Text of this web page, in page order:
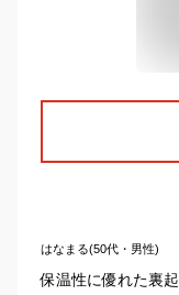
はなまる(50代・男性)
保温性に優れた裏